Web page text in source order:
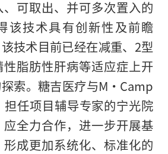
可取出、并可多次置入的
该技术具有创新性及前瞻
技术目前已经在减重、2型
性脂肪性肝病等适应症上开
索。糖吉医疗与M·Camp
任项目辅导专家的宁光院
全力合作，进一步开展基
成更加系统化、标准化的